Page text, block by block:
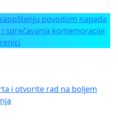
povodom napada
sprečavanja komemoracije
i otvorite rad na boljem